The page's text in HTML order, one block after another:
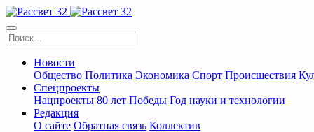
Новости
Общество Политика Экономика Спорт Происшествия
Спецпроекты
Нацпроекты 80 лет Победы Год науки и технологии
Редакция
О сайте Обратная связь Коллектив